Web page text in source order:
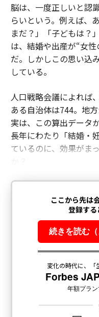
脳は、一度正しいと認
らいという。例えば、
まだ？」「子どもは？
は、結婚や出産が“女
だ。しかしこの思い込
している。
人口戦略会議によれば
ある自治体は744。地
実は、この算出データ
長年にわたり「結婚・
ているのに、効果がま